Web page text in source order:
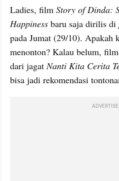
Ladies, film Story of Dinda:
Happiness baru saja dirilis di
pada Jumat (29/10). Apakah
menonton? Kalau belum,
dari jagat Nanti Kita Cerita
bisa jadi rekomendasi